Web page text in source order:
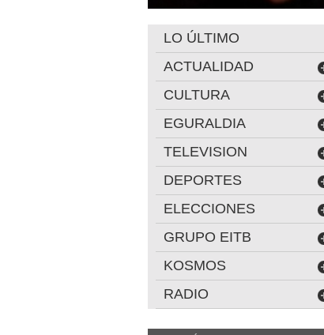
LO ÚLTIMO
ACTUALIDAD
CULTURA
EGURALDIA
TELEVISION
DEPORTES
ELECCIONES
GRUPO EITB
KOSMOS
RADIO